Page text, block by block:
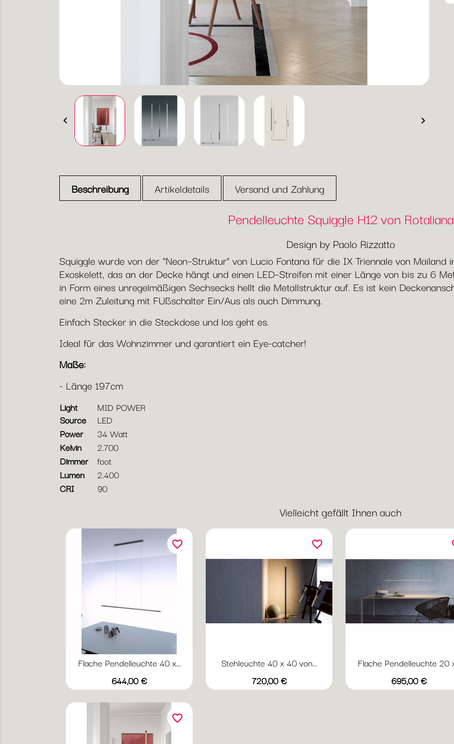
 
Beschreibung Artikeldetails Versand und Zahlung
Pendelleuchte Squiggle H12 von Rotaliana
Design by Paolo Rizzatto
Squiggle wurde von der "Neon–Struktur" von Lucio Fontana für die IX Triennale von
Exoskelett, das an der Decke hängt und einen LED–Streifen mit einer Länge von bis zu 6
in Form eines unregelmäßigen Sechsecks hellt die Metallstruktur auf. Es ist kein
eine 2m Zuleitung mit FUßschalter Ein/Aus als auch Dimmung.
Einfach Stecker in die Steckdose und los geht es.
Ideal für das Wohnzimmer und garantiert ein Eye-catcher!
Maße:
- Länge 197cm
Light
Source
MID POWER
LED
Power
34 Watt
Kelvin
2.700
Dimmer
foot
Lumen
2.400
CRI
90
Vielleicht gefällt Ihnen auch
Flache Pendelleuchte 40 x...
Preis
644,00 €
favorite_border
Stehleuchte 40 x 40 von...
Preis
720,00 €
favorite_border
Flache Pendelleuchte 20
Preis
695,00 €
favorite_border